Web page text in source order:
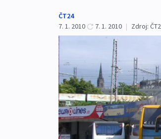
ČT24
7. 1. 2010
7. 1. 2010 | Zdroj: